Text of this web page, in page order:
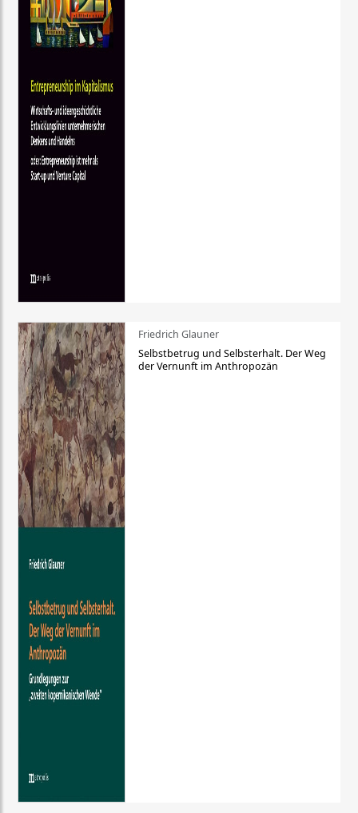
Friedrich Glauner
Selbstbetrug und Selbsterhalt. Der Weg
der Vernunft im Anthropozän